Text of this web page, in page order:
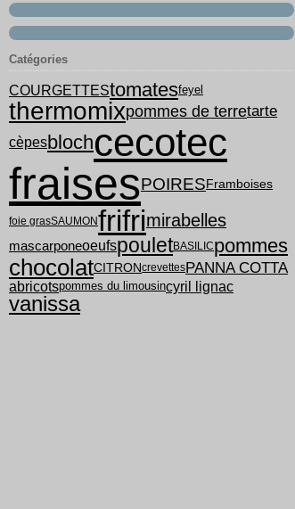
Catégories
COURGETTEStomatesfeyel
thermomixpommes de terretarte
cèpesblochcecotec
fraisesPOIRESFramboises
foie grasSAUMONfrifrimirabelles
mascarponeoeufspouletBASILICpommes
chocolatCITRONcrevettesPANNA COTTA
abricotspommes du limousincyril lignac
vanissa